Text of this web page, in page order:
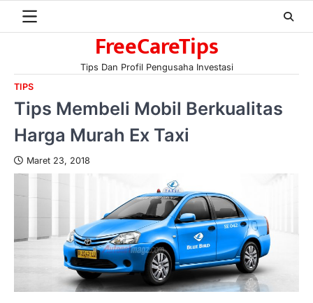
FreeCareTips
Tips Dan Profil Pengusaha Investasi
TIPS
Tips Membeli Mobil Berkualitas
Harga Murah Ex Taxi
Maret 23, 2018